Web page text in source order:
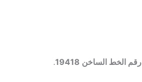
رقم الخط الساخن 19418 .